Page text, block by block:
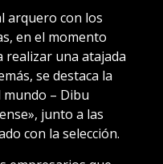
arquero con los
en el momento
realizar una atajada
se destaca la
– Dibu
junto a las
con la selección.